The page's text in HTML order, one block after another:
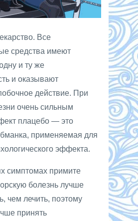
Все
средства имеют
и ту же
и оказывают
действие. При
очень сильным
плацебо — это
применяемая для
эффекта.
симптомах примите
болезнь лучше
чем лечить, поэтому
принять